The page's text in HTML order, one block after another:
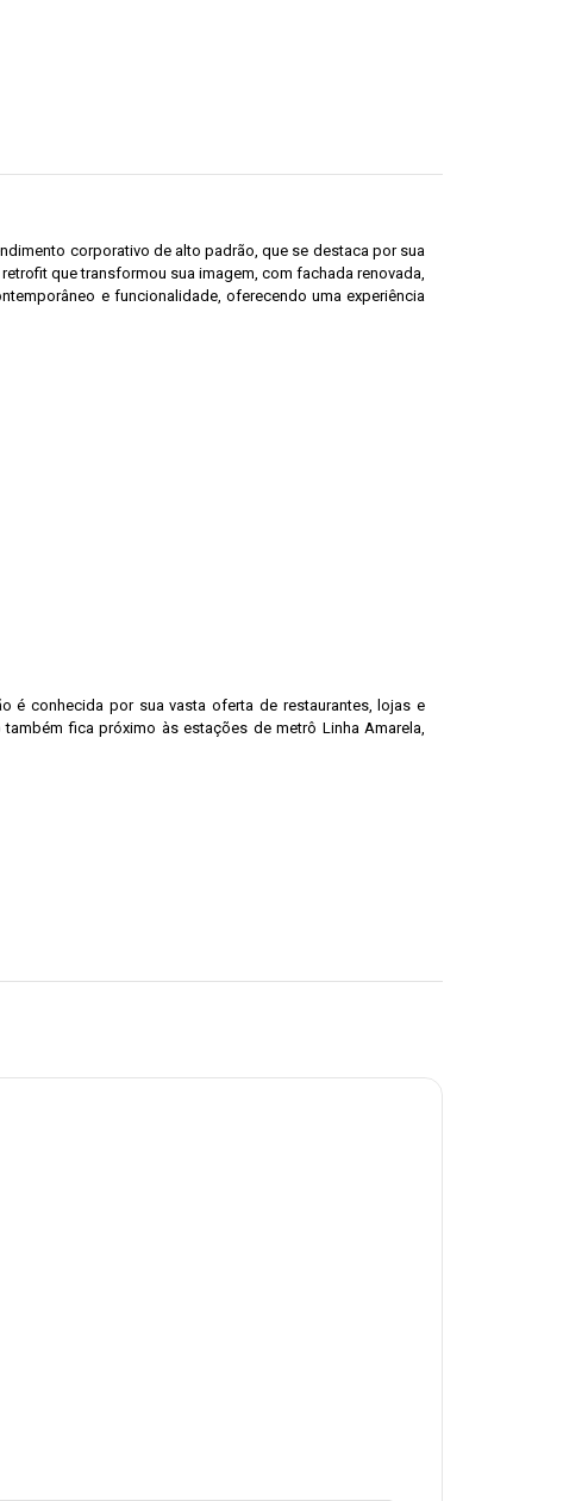
corporativo de alto padrão, que se destaca por sua
que transformou sua imagem, com fachada renovada,
e funcionalidade, oferecendo uma experiência
é conhecida por sua vasta oferta de restaurantes, lojas e
fica próximo às estações de metrô Linha Amarela,